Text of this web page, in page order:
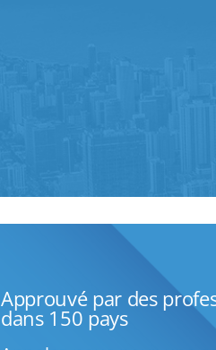
Approuvé par des
dans 150 pays